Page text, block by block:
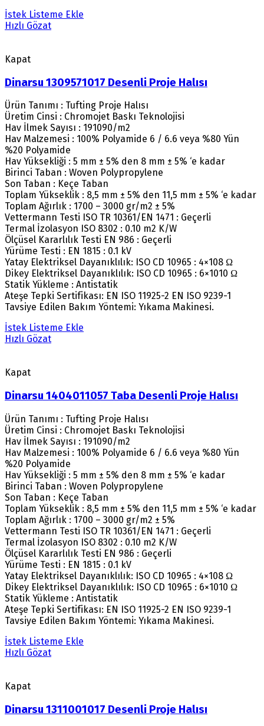
İstek Listeme Ekle
Hızlı Gözat
Kapat
Dinarsu 1309571017 Desenli Proje Halısı
Ürün Tanımı : Tufting Proje Halısı
Üretim Cinsi : Chromojet Baskı Teknolojisi
Hav İlmek Sayısı : 191090/m2
Hav Malzemesi : 100% Polyamide 6 / 6.6 veya %80 Yün
%20 Polyamide
Hav Yüksekliği : 5 mm ± 5% den 8 mm ± 5% ‘e kadar
Birinci Taban : Woven Polypropylene
Son Taban : Keçe Taban
Toplam Yükseklik : 8,5 mm ± 5% den 11,5 mm ± 5% ‘e kadar
Toplam Ağırlık : 1700 – 3000 gr/m2 ± 5%
Vettermann Testi ISO TR 10361/EN 1471 : Geçerli
Termal İzolasyon ISO 8302 : 0.10 m2 K/W
Ölçüsel Kararlılık Testi EN 986 : Geçerli
Yürüme Testi : EN 1815 : 0.1 kV
Yatay Elektriksel Dayanıklılık: ISO CD 10965 : 4×108 Ω
Dikey Elektriksel Dayanıklılık: ISO CD 10965 : 6×1010 Ω
Statik Yükleme : Antistatik
Ateşe Tepki Sertifikası: EN ISO 11925-2 EN ISO 9239-1
Tavsiye Edilen Bakım Yöntemi: Yıkama Makinesi.
İstek Listeme Ekle
Hızlı Gözat
Kapat
Dinarsu 1404011057 Taba Desenli Proje Halısı
Ürün Tanımı : Tufting Proje Halısı
Üretim Cinsi : Chromojet Baskı Teknolojisi
Hav İlmek Sayısı : 191090/m2
Hav Malzemesi : 100% Polyamide 6 / 6.6 veya %80 Yün
%20 Polyamide
Hav Yüksekliği : 5 mm ± 5% den 8 mm ± 5% ‘e kadar
Birinci Taban : Woven Polypropylene
Son Taban : Keçe Taban
Toplam Yükseklik : 8,5 mm ± 5% den 11,5 mm ± 5% ‘e kadar
Toplam Ağırlık : 1700 – 3000 gr/m2 ± 5%
Vettermann Testi ISO TR 10361/EN 1471 : Geçerli
Termal İzolasyon ISO 8302 : 0.10 m2 K/W
Ölçüsel Kararlılık Testi EN 986 : Geçerli
Yürüme Testi : EN 1815 : 0.1 kV
Yatay Elektriksel Dayanıklılık: ISO CD 10965 : 4×108 Ω
Dikey Elektriksel Dayanıklılık: ISO CD 10965 : 6×1010 Ω
Statik Yükleme : Antistatik
Ateşe Tepki Sertifikası: EN ISO 11925-2 EN ISO 9239-1
Tavsiye Edilen Bakım Yöntemi: Yıkama Makinesi.
İstek Listeme Ekle
Hızlı Gözat
Kapat
Dinarsu 1311001017 Desenli Proje Halısı